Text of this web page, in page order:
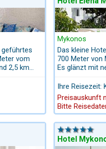
geführtes
vom
2,5 km
des
glänzt
Liebe zum
mit
Mykonos
Das kleine
700 Meter von
Es glänzt mit
und das Meer.
Ihre
Preisauskunft
Bitte
Hotel